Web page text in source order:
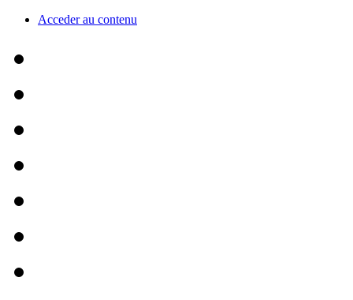
Acceder au contenu